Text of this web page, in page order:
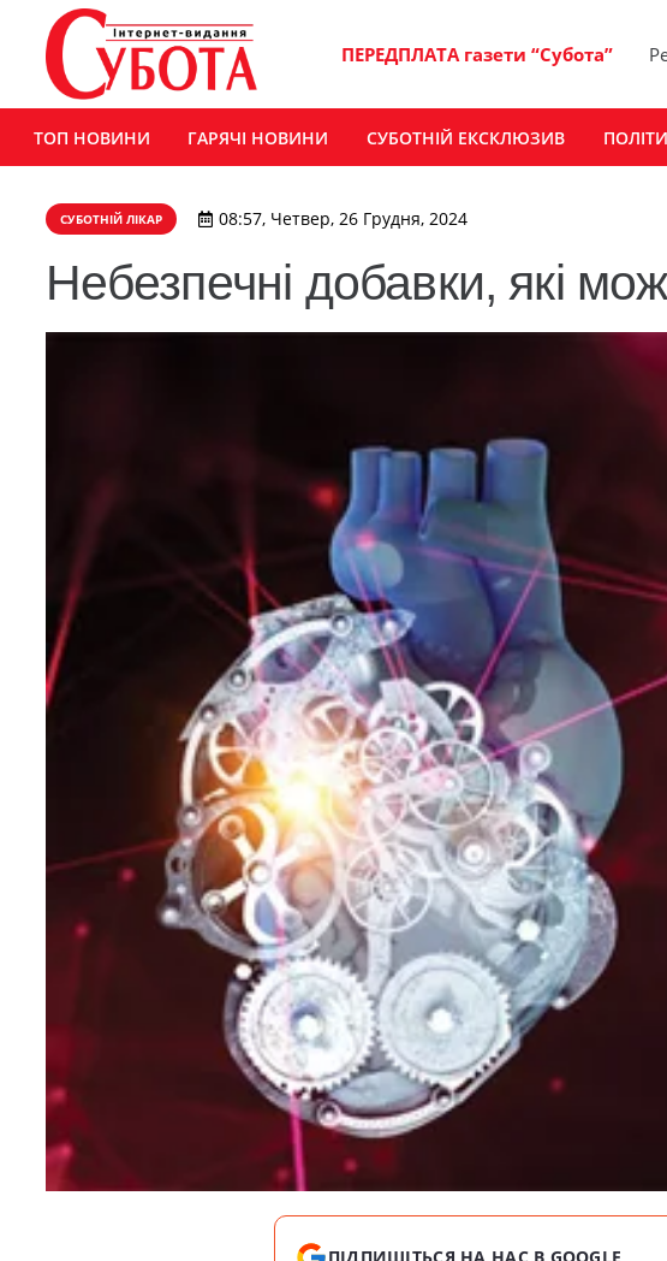
ПЕРЕДПЛАТА газети “Субота”
ТОП НОВИНИ ГАРЯЧІ НОВИНИ СУБОТНІЙ ЕКСКЛЮЗИВ
СУБОТНІЙ ЛІКАР 08:57, Четвер, 26 Грудня, 2024
Небезпечні добавки, які